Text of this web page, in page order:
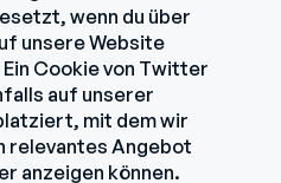
wenn du über
unsere Website
Cookie von Twitter
auf unserer
mit dem wir
relevantes Angebot
anzeigen können.